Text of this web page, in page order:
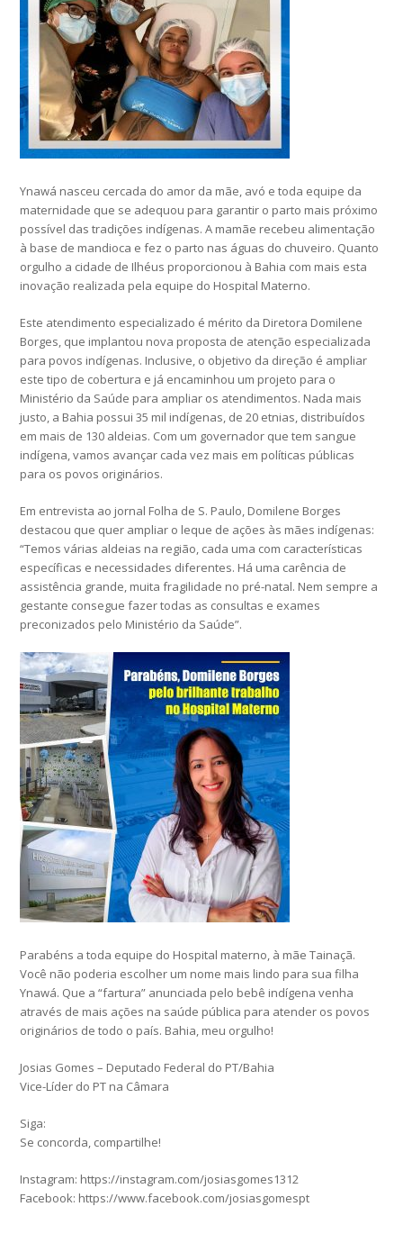
Ynawá nasceu cercada do amor da mãe, avó e toda equipe da
maternidade que se adequou para garantir o parto mais próximo
possível das tradições indígenas. A mamãe recebeu alimentação
à base de mandioca e fez o parto nas águas do chuveiro. Quanto
orgulho a cidade de Ilhéus proporcionou à Bahia com mais esta
inovação realizada pela equipe do Hospital Materno.
Este atendimento especializado é mérito da Diretora Domilene
Borges, que implantou nova proposta de atenção especializada
para povos indígenas. Inclusive, o objetivo da direção é ampliar
este tipo de cobertura e já encaminhou um projeto para o
Ministério da Saúde para ampliar os atendimentos. Nada mais
justo, a Bahia possui 35 mil indígenas, de 20 etnias, distribuídos
em mais de 130 aldeias. Com um governador que tem sangue
indígena, vamos avançar cada vez mais em políticas públicas
para os povos originários.
Em entrevista ao jornal Folha de S. Paulo, Domilene Borges
destacou que quer ampliar o leque de ações às mães indígenas:
“Temos várias aldeias na região, cada uma com características
específicas e necessidades diferentes. Há uma carência de
assistência grande, muita fragilidade no pré-natal. Nem sempre a
gestante consegue fazer todas as consultas e exames
preconizados pelo Ministério da Saúde”.
Parabéns a toda equipe do Hospital materno, à mãe Tainaçã.
Você não poderia escolher um nome mais lindo para sua filha
Ynawá. Que a “fartura” anunciada pelo bebê indígena venha
através de mais ações na saúde pública para atender os povos
originários de todo o país. Bahia, meu orgulho!
Josias Gomes – Deputado Federal do PT/Bahia
Vice-Líder do PT na Câmara
Siga:
Se concorda, compartilhe!
Instagram: https://instagram.com/josiasgomes1312
Facebook: https://www.facebook.com/josiasgomespt